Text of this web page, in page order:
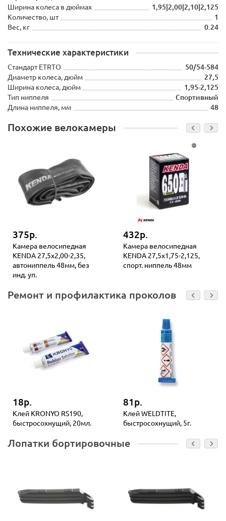
Ширина колеса в дюймах
1,95|2,00|2,10|2,125
Количество, шт
1
Вес, кг
0.24
Технические характеристики
Стандарт ETRTO
50/54-584
Диаметр колеса, дюйм
27,5
Ширина колеса, дюйм
1,95-2,125
Тип ниппеля
Спортивный
Длина ниппеля, мм
48
Похожие велокамеры
375р.
Камера велосипедная
KENDA 27,5x2,00-2,35,
автониппель 48мм, без
инд. уп.
432р.
Камера велосипедная
KENDA 27,5x1,75-2,125,
спорт. ниппель 48мм
Ремонт и профилактика проколов
18р.
Клей KRONYO RS190,
быстросохнущий, 20мл.
81р.
Клей WELDTITE,
быстросохнущий, 5г.
Лопатки бортировочные